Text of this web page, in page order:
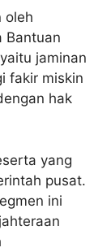
oleh
Bantuan
jaminan
fakir miskin
hak
yang
pusat.
ini